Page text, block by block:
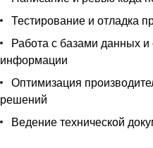
Тестирование и отладка
Работа с базами данных
информации
Оптимизация
решений
Ведение технической